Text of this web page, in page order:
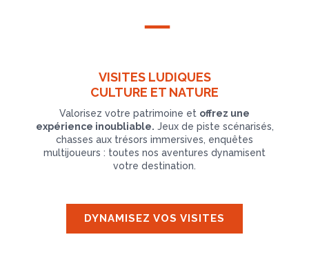
VISITES LUDIQUES
CULTURE ET NATURE
Valorisez votre patrimoine et offrez une
expérience inoubliable. Jeux de piste scénarisés,
chasses aux trésors immersives, enquêtes
multijoueurs : toutes nos aventures dynamisent
votre destination.
DYNAMISEZ VOS VISITES